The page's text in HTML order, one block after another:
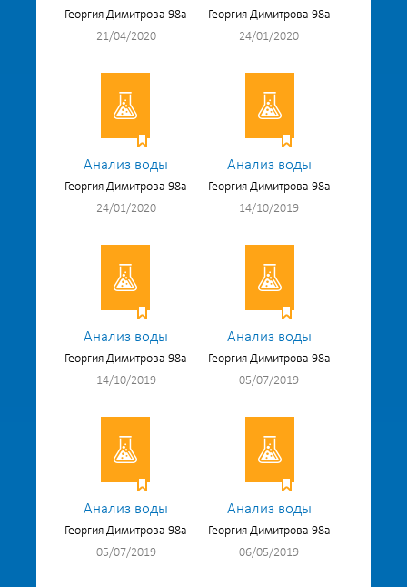
Георгия Димитрова 98а
21/04/2020
Георгия Димитрова 98а
24/01/2020
Анализ воды
Георгия Димитрова 98а
24/01/2020
Анализ воды
Георгия Димитрова 98а
14/10/2019
Анализ воды
Георгия Димитрова 98а
14/10/2019
Анализ воды
Георгия Димитрова 98а
05/07/2019
Анализ воды
Георгия Димитрова 98а
05/07/2019
Анализ воды
Георгия Димитрова 98а
06/05/2019